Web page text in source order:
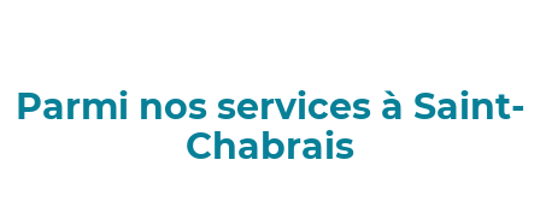
Parmi nos services à Saint-
Chabrais